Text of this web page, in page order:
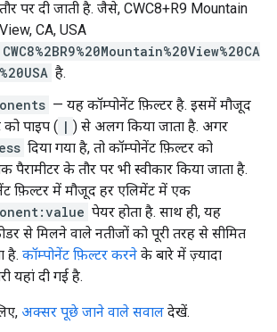
तौर पर दी जाती है. जैसे, CWC8+R9 Mountain
View, CA, USA
CWC8%2BR9%20Mountain%20View%20CA
%20USA है.
— यह कॉम्पोनेंट फ़िल्टर है. इसमें मौजूद
पाइप ( | ) से अलग किया जाता है. अगर
दिया गया है, तो कॉम्पोनेंट फ़िल्टर को
पैरामीटर के तौर पर भी स्वीकार किया जाता है.
फ़िल्टर में मौजूद हर एलिमेंट में एक
पेयर होता है. साथ ही, यह
से मिलने वाले नतीजों को पूरी तरह से सीमित
है. कॉम्पोनेंट फ़िल्टर करने के बारे में ज़्यादा
यहां दी गई है.
अक्सर पूछे जाने वाले सवाल देखें.